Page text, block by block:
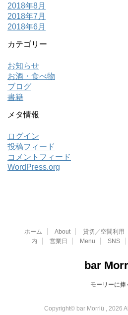
2018年8月
2018年7月
2018年6月
カテゴリー
お知らせ
お酒・食べ物
ブログ
書籍
メタ情報
ログイン
投稿フィード
コメントフィード
WordPress.org
ホーム About 貸切／空間利用
内
営業日 Menu SNS
bar
モーリーに捧
Copyright© bar Morrlü , 2026